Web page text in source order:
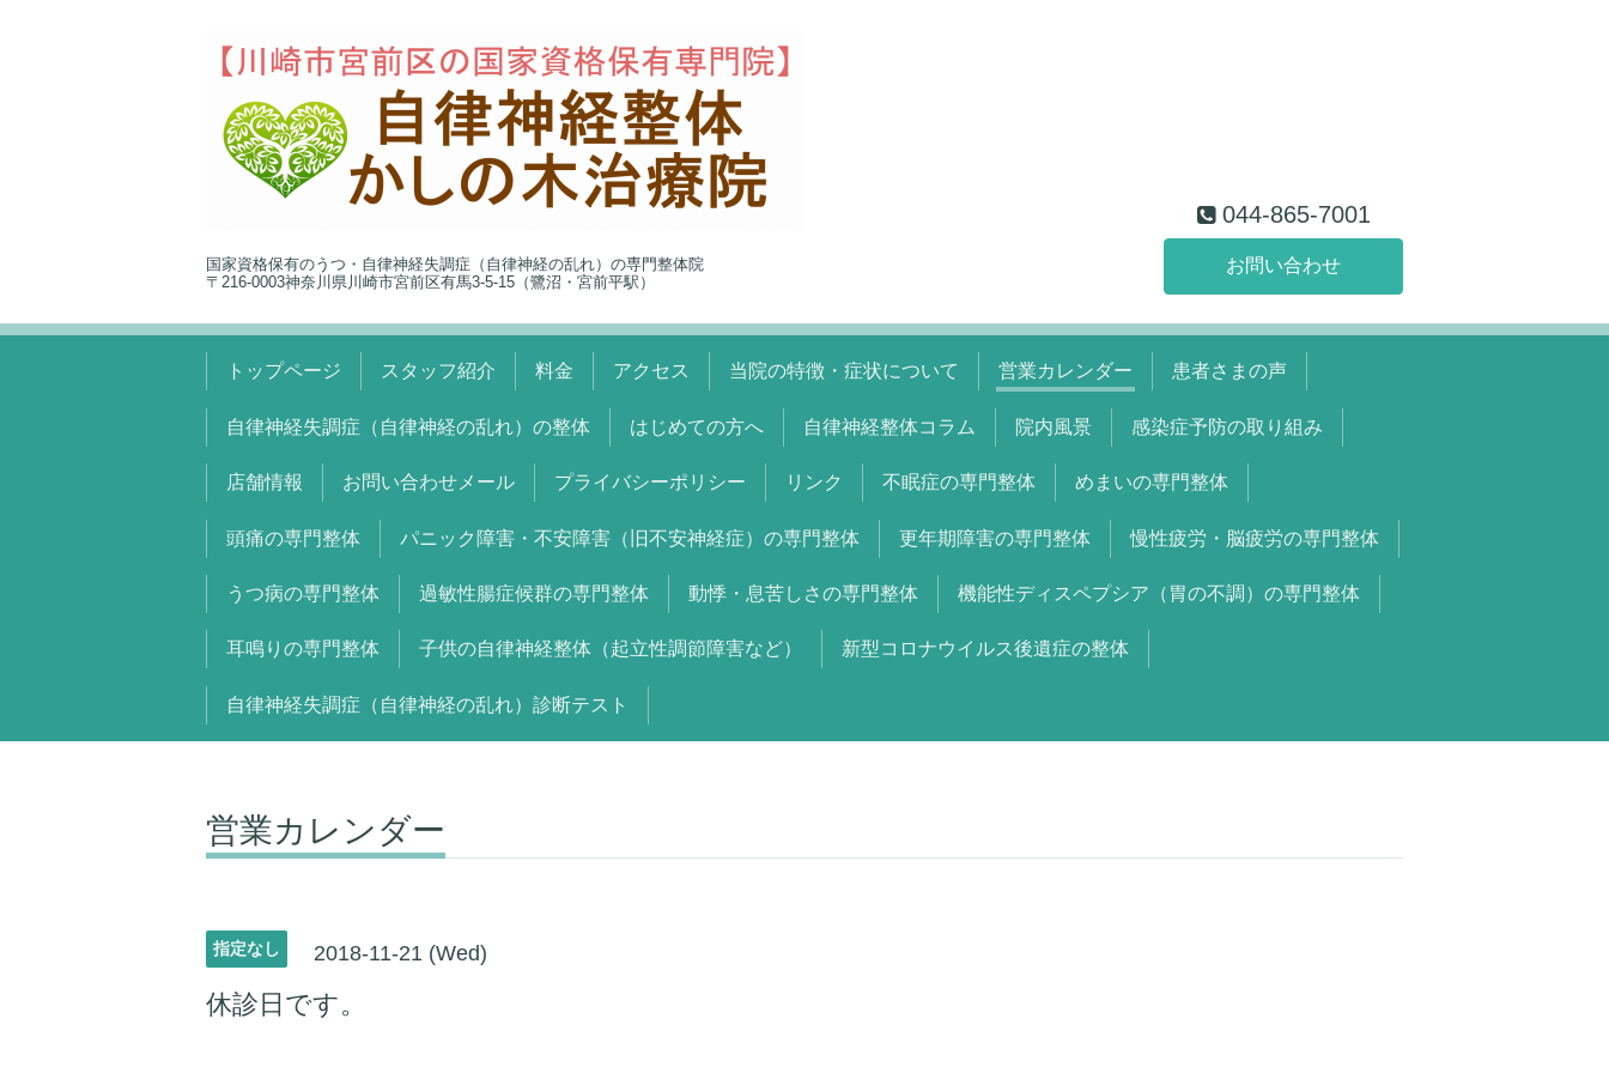
国家資格保有のうつ・自律神経失調症（自律神経の乱れ）の専門整体院
〒216-0003神奈川県川崎市宮前区有馬3-5-15（鷺沼・宮前平駅）
044-865-7001
お問い合わせ
トップページ スタッフ紹介 料金 アクセス 当院の特徴・症状について 営業カレンダー 患者さまの声
自律神経失調症（自律神経の乱れ）の整体 はじめての方へ 自律神経整体コラム 院内風景 感染症予防の取り組み
店舗情報 お問い合わせメール プライバシーポリシー リンク 不眠症の専門整体 めまいの専門整体
頭痛の専門整体 パニック障害・不安障害（旧不安神経症）の専門整体 更年期障害の専門整体 慢性疲労・脳疲労の専門整体
うつ病の専門整体 過敏性腸症候群の専門整体 動悸・息苦しさの専門整体 機能性ディスペプシア（胃の不調）の専門整体
耳鳴りの専門整体 子供の自律神経整体（起立性調節障害など） 新型コロナウイルス後遺症の整体
自律神経失調症（自律神経の乱れ）診断テスト
営業カレンダー
指定なし 2018-11-21 (Wed)
休診日です。